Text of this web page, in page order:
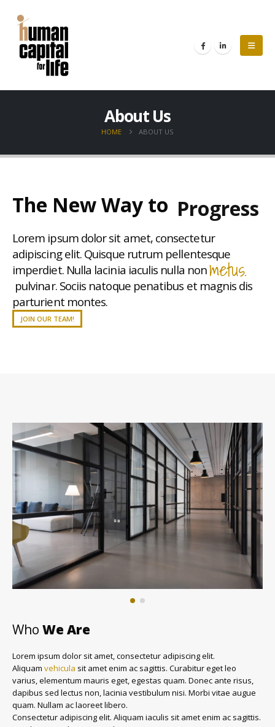
About Us
HOME ABOUT US
The New Way to Progress
Lorem ipsum dolor sit amet, consectetur
adipiscing elit. Quisque rutrum pellentesque
imperdiet. Nulla lacinia iaculis nulla nonmetus.
pulvinar. Sociis natoque penatibus et magnis dis
parturient montes.
JOIN OUR TEAM!
Who We Are
Lorem ipsum dolor sit amet, consectetur adipiscing elit.
Aliquam vehicula sit amet enim ac sagittis. Curabitur eget leo
varius, elementum mauris eget, egestas quam. Donec ante risus,
dapibus sed lectus non, lacinia vestibulum nisi. Morbi vitae augue
quam. Nullam ac laoreet libero.
Consectetur adipiscing elit. Aliquam iaculis sit amet enim ac sagittis.